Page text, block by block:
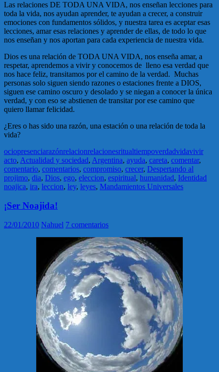
Las relaciones DE TODA UNA VIDA, nos enseñan lecciones para
toda la vida, nos ayudan aprender, te ayudan a crecer, a construir
emociones con fundamentos sólidos, y nuestra tarea es aceptar esas
lecciones, amar esas relaciones y aprender de ellas, de todo lo que
nos enseñan y nos aportan para cada experiencia de nuestra vida.
Dios es una relación de TODA UNA VIDA, nos enseña amar, a
respetar, aprendemos a vivir y conocemos de lleno esa verdad que
nos hace feliz, transitamos por el camino de la verdad. Muchas
personas solo siguen siendo razones o estaciones frente a DIOS,
siguen ese camino oscuro y desolado y se niegan a conocer la única
verdad, y con eso se abstienen de transitar por ese camino que
quiero llamar felicidad.
¿Eres o has sido una razón, una estación o una relación de toda la
vida?
ociopresenciarazónrelacionrelacionesritualtiempoverdadvidavivir
acto, Actualidad y sociedad, Argentina, ayuda, careta, comentar,
comentario, comentarios, compromiso, crecer, Despertando al
projimo, dia, Dios, ego, eleccion, espiritual, humanidad, Identidad
noajica, ira, leccion, ley, leyes, Mandamientos Universales
¡Ser Noajida!
22/01/2010 Nahuel 7 comentarios